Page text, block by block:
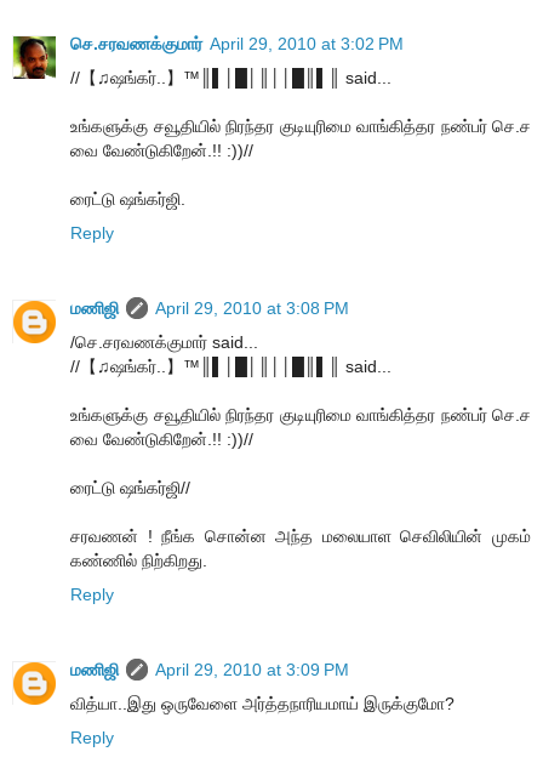
செ.சரவணக்குமார் April 29, 2010 at 3:02 PM
//【♫ஷங்கர்..】™║▌│█│║││█║▌║ said...
உங்களுக்கு சவூதியில் நிரந்தர குடியுரிமை வாங்கித்தர நண்பர் செ.ச
வை வேண்டுகிறேன்.!! :))//
ரைட்டு ஷங்கர்ஜி.
Reply
மணிஜி
April 29, 2010 at 3:08 PM
/செ.சரவணக்குமார் said...
//【♫ஷங்கர்..】™║▌│█│║││█║▌║ said...
உங்களுக்கு சவூதியில் நிரந்தர குடியுரிமை வாங்கித்தர நண்பர் செ.ச
வை வேண்டுகிறேன்.!! :))//
ரைட்டு ஷங்கர்ஜி//
சரவணன் ! நீங்க சொன்ன அந்த மலையாள செவிலியின் முகம்
கண்ணில் நிற்கிறது.
Reply
மணிஜி
April 29, 2010 at 3:09 PM
வித்யா..இது ஒருவேளை அர்த்தநாரியமாய் இருக்குமோ?
Reply